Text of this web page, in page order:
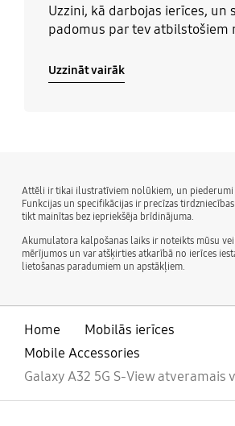
Uzzini, kā darbojas ierīces, un
padomus par tev atbilstošiem
Uzzināt vairāk
Attēli ir tikai ilustratīviem nolūkiem, un piederumi
Funkcijas un specifikācijas ir precīzas
tikt mainītas bez iepriekšēja brīdinājuma.
Akumulatora kalpošanas laiks ir noteikts mūsu
mērījumos un var atšķirties atkarībā no ierīces
lietošanas paradumiem un apstākļiem.
Home
Mobilās ierīces
Mobile Accessories
Galaxy A32 5G S-View atveramais